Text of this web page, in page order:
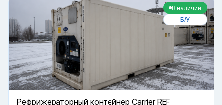
В наличии
Б/У
Рефрижераторный контейнер Carrier REF